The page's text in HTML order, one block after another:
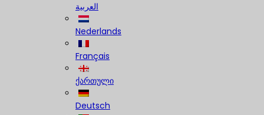
العربية
Nederlands
Français
ქართული
Deutsch